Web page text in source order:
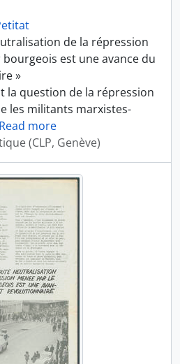
de la répression
est une avance du
»
la question de la répression
les militants marxistes-
Read more
(CLP, Genève)